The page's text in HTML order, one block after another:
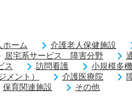
ホーム 介護老人保健施設
居宅系サービス 障害分野
ス 訪問看護
小規模多
メント） 介護医療院
保育関連施設 その他